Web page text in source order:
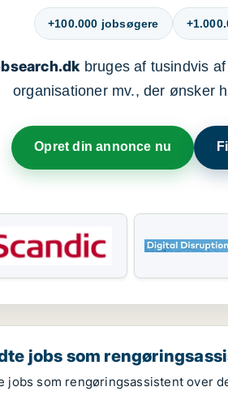
+100.000 jobsøgere
bruges af tusindvis
organisationer mv., der ønsker
Opret din annonce nu
jobs som
jobs som rengøringsassistent over